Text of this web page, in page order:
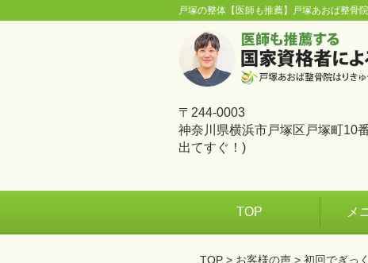
戸塚の整体【医師も推薦】戸塚あおば整骨
〒244-0003
神奈川県横浜市戸塚区戸塚町10
出てすぐ！)
TOP メ
TOP> お客様の声> 初回でぎっ